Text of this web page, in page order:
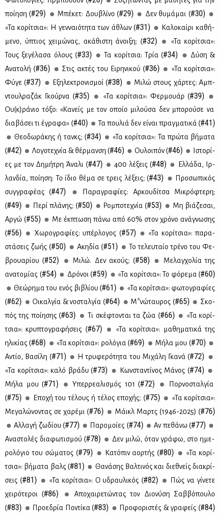
ποί­η­ση (#29) Μπέ­κετ: Δου­βλί­νο (#29) Δεν θυ­μά­μαι (#30)
«Τα κο­ρί­τσια»: Η γεν­ναιό­τη­τα των άθλων (#31)
Kα­λο­καί­ρι κα­θή­
με­νο, ύπτιος χει­μώ­νας, ακά­θι­στη άνοι­ξη; (#32)
«Τα κο­ρί­τσια»:
Τους ξε­γέ­λα­σα όλους (#33) Τα κο­ρί­τσια: Τρία (#34)
Δύ­ση &
Ανα­το­λή (#36) Στις ακτές του Ει­ρη­νι­κού (#36)
«Τα κο­ρί­τσια»:
Φύ­γε (#37) Εξη­λε­κτρο­νι­σμοί (#38)
Μι­λώ στους χάρ­τες: Αμπ­
ντουλ­ρα­ζάκ Γκούρ­να (#35) «Τα κο­ρί­τσια»: Φερ­μουάρ (#39)
Ου(κ)ρά­νιο τό­ξο: «Κα­νείς με τον οποίο μι­λού­σα δεν μπο­ρού­σε να
δια­βά­σει τι έγρα­φα» (#40) Τα που­λιά δεν εί­ναι πραγ­μα­τι­κά (#41)
Θε­ο­δω­ρά­κης ή τανκς; (#34)
«Τα κο­ρί­τσια»: Τα πρώ­τα βή­μα­τα
(#42) Λο­γο­τε­χνία & θέρ­μαν­ση (#46) Ου­λοι­πόν (#46)
Ιστο­ρί­
ες με τον Δη­μή­τρη Άνα­λι (#47) 400 λέ­ξεις (#48)
Ελ­λά­δα, Ιρ­
λαν­δία, ποί­η­ση: Το ίδιο θέ­μα σε τρεις λέ­ξεις; (#43)
Προ­σω­πι­κός
συγ­γρα­φέ­ας (#47)
Πα­ρα­γρα­φί­ες: Αρ­κου­δί­τσα Μι­κρό­φτε­ρη;
(#49) Πε­ρί πλά­νης; (#50) Ρο­μπο­τε­χνία (#53)
Μη βιά­ζε­σαι,
Αρ­γώ (#55)
Mε έκ­πτω­ση πά­νω από 60% στον χρό­νο ανά­γνω­σης
(#56) Χω­ρο­γρα­φί­ες: υπέρ­λο­γος (#57)
«Τα κο­ρί­τσια»: πα­ρα­
στά­σεις ζω­ής (#50) Aκη­δία (#51)
Το τε­λευ­ταίο τρέ­νο του Φε­
βρουα­ρί­ου (#52) Μι­λώ. Δεν ακούς; (#58)
Με­λαγ­χο­λία της
ανα­το­μί­ας (#54) Δρό­νοι (#59) «Τα κο­ρί­τσια»: Το φό­ρε­μα (#60)
Θε­ώ­ρη­μα του ενός βι­βλί­ου (#61)
«Τα κο­ρί­τσια»: φω­το­γρα­φί­ες
(#62) Οι­καλ­γία & νο­σταλ­γία (#64) Μ*νώ­ταυ­ρος (#65)
Σκο­
πός της ποί­η­σης (#63) Tι σκέ­φτο­νται τα ζώα (#66)
«Τα κο­ρί­
τσια»: κρυ­πτο­γρα­φή­σεις (#67)
«Τα κο­ρί­τσια»: μα­θη­μα­τι­κά της
ηλι­κί­ας (#68) «Τα κο­ρί­τσια»: ρο­λό­για (#69) Μή­λα μου (#70)
Aντίο, Βα­σί­λη (#71) Η τρυ­φε­ρό­τη­τα του Μι­χά­λη Γκα­νά (#72)
«Τα κο­ρί­τσια»: κα­λό βρά­δυ (#73) Κων­στα­ντί­νος Μά­νος (#74)
Μή­λα μου (#71) Υπερ­ρε­α­λι­σμός 101 (#72)
Πορ­νο­σταλ­γία
(#75) Eπο­χή του τέ­λους ή τέ­λος επο­χής; (#75)
«Τα κο­ρί­τσια»:
Με­γα­λώ­νο­ντας σε χα­ρέ­μι (#76) Μάικλ Μαρτς (1946-2025) (#76)
Αλ­λα­γή ζω­δί­ου (#77) Πα­ρο­μοί­ες (#74) Αν πε­θά­νω (#77)
Aνα­στο­λές δια­φω­τι­σμού (#78)
Δεν μι­λώ, όταν γρά­φω, στο ημε­
ρο­λό­γιο του σώ­μα­τος (#79) Kα­τό­πιν αορ­τής (#80)
«Τα κο­ρί­
τσια»: βή­μα­τα βαλς (#81)
Θα­νά­σης Βαλ­τι­νός και διε­θνείς δια­κρί­
σεις (#81) «Τα κο­ρί­τσια»: Ο υδραυ­λι­κός (#82)
Πώς να γί­νε­τε
χει­ρό­τε­ροι (#86)
Απο­χαι­ρε­τώ­ντας τον Διο­νύ­ση Σαβ­βό­που­λο
(#83) Προ­ε­δρία Πο­ντί­κα (#83) Προ­φο­ρι­στές & γρα­φείς (#84)